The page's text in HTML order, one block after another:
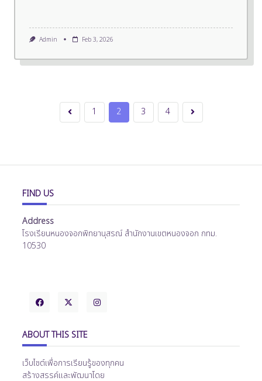
Admin Feb 3, 2026
1 2 3 4
FIND US
Address
โรงเรียนหนองจอกพิทยานุสรณ์ สำนักงานเขตหนองจอก กทม.
10530
ABOUT THIS SITE
เว็บไซต์เพื่อการเรียนรู้ของทุกคน
สร้างสรรค์และพัฒนาโดย